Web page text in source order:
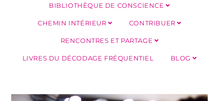
BIBLIOTHÈQUE DE CONSCIENCE
CHEMIN INTÉRIEUR CONTRIBUER
RENCONTRES ET PARTAGE
LIVRES DU DÉCODAGE FRÉQUENTIEL BLOG